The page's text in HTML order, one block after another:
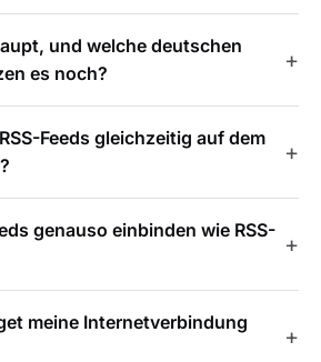
und welche deutschen
es noch?
Feeds gleichzeitig auf dem
genauso einbinden wie RSS-
meine Internetverbindung